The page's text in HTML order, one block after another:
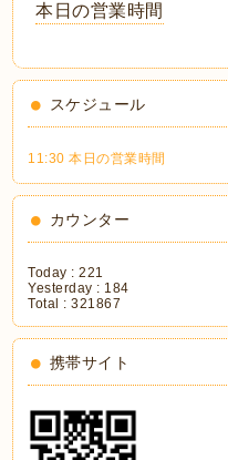
本日の営業時間
スケジュール
11:30 本日の営業時間
カウンター
Today :221
Yesterday : 184
Total :321867
携帯サイト